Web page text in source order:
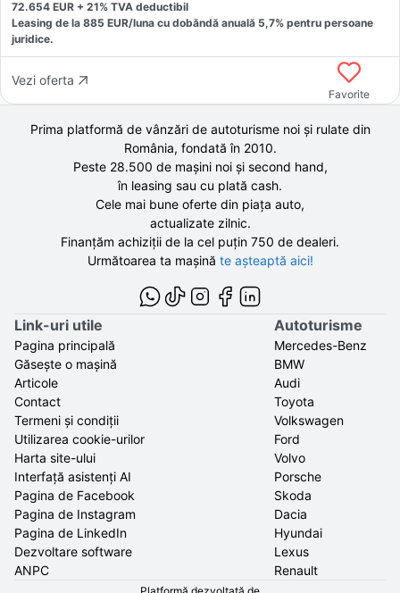
72.654 EUR + 21% TVA deductibil
Leasing de la 885 EUR/luna cu dobăndă anuală 5,7% pentru persoane
juridice.
Vezi oferta
Favorite
Prima platformă de vânzări de autoturisme noi și rulate din
România, fondată în 2010.
Peste 28.500 demașini noi și second hand,
în leasing sau cu plată cash.
Cele mai bune oferte din piața auto,
actualizate zilnic.
Finanțăm achiziții de la cel puțin 750 de dealeri.
Următoarea ta mașină te așteaptă aici!
Link-uri utile
Pagina principală
Găsește o mașină
Articole
Contact
Termeni și condiții
Utilizarea cookie-urilor
Harta site-ului
Interfață asistenți AI
Pagina de Facebook
Pagina de Instagram
Pagina de LinkedIn
Dezvoltare software
ANPC
Autoturisme
Mercedes-Benz
BMW
Audi
Toyota
Volkswagen
Ford
Volvo
Porsche
Skoda
Dacia
Hyundai
Lexus
Renault